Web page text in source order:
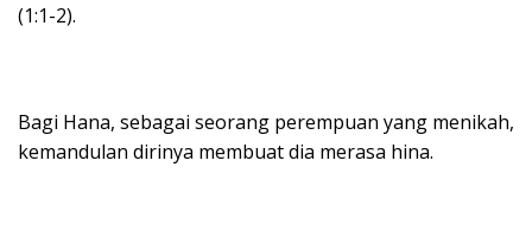
(1:1-2).
Bagi Hana, sebagai seorang perempuan yang menikah,
kemandulan dirinya membuat dia merasa hina.